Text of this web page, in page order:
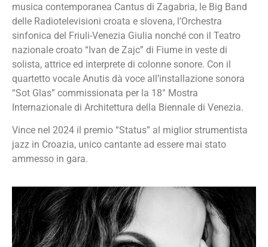
musica contemporanea Cantus di Zagabria, le Big Band
delle Radiotelevisioni croata e slovena, l’Orchestra
sinfonica del Friuli-Venezia Giulia nonché con il Teatro
nazionale croato “Ivan de Zajc” di Fiume in veste di
solista, attrice ed interprete di colonne sonore. Con il
quartetto vocale Anutis dà voce all’installazione sonora
“Sot Glas” commissionata per la 18° Mostra
Internazionale di Architettura della Biennale di Venezia.
Vince nel 2024 il premio “Status” al miglior strumentista
jazz in Croazia, unico cantante ad essere mai stato
ammesso in gara.